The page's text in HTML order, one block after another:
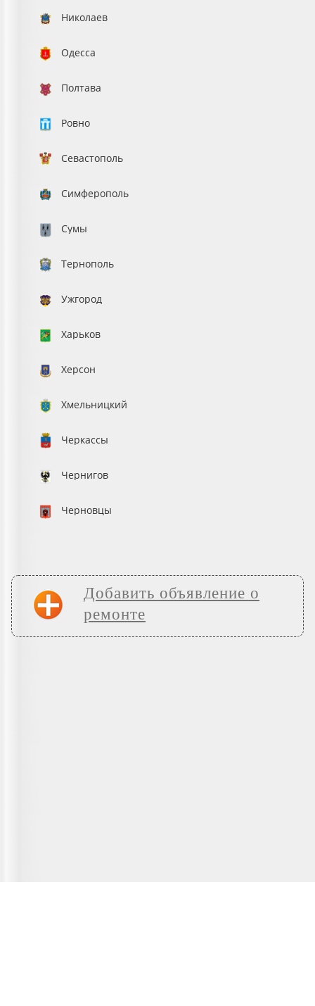
Николаев
Одесса
Полтава
Ровно
Севастополь
Симферополь
Сумы
Тернополь
Ужгород
Харьков
Херсон
Хмельницкий
Черкассы
Чернигов
Черновцы
Добавить объявление о
ремонте